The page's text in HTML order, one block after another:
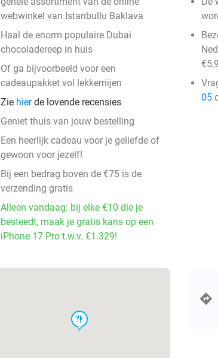
webwinkel van Istanbullu Baklava
Haal de enorm populaire Dubai
chocoladereep in huis
Of ga bijvoorbeeld voor een
cadeaupakket vol lekkernijen
Zie hierde lovende recensies
Geniet thuis van jouw bestelling
Een heerlijk cadeau voor je geliefde of
gewoon voor jezelf!
Bij een bedrag boven de €75 is de
verzending gratis
Alleen vandaag: bij elke €10 die je
besteedt, maak je gratis kans op een
iPhone 17 Pro t.w.v. €1.329!
05
food